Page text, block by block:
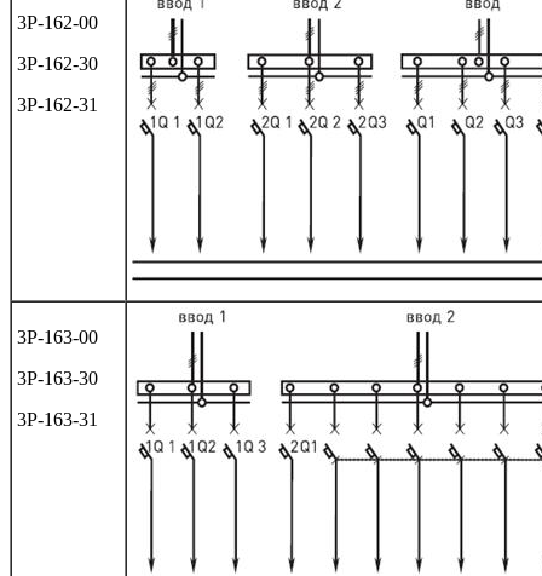
3Р-162-00
3Р-162-30
3Р-162-31
3Р-163-00
3Р-163-30
3Р-163-31